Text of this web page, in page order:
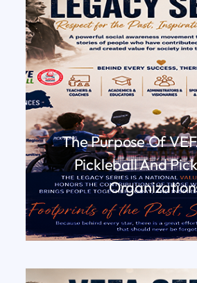
The Purpose Of
Pickleball And
DEVAMINI OKU